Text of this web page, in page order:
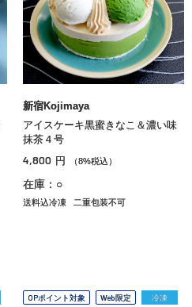
新宿Kojimaya
アイスケーキ黒蜜きなこ＆濃い味
抹茶４号
4,800 円 （8%税込）
在庫：○
送料込冷凍 二重包装不可
OPポイント対象 Web限定 冷凍